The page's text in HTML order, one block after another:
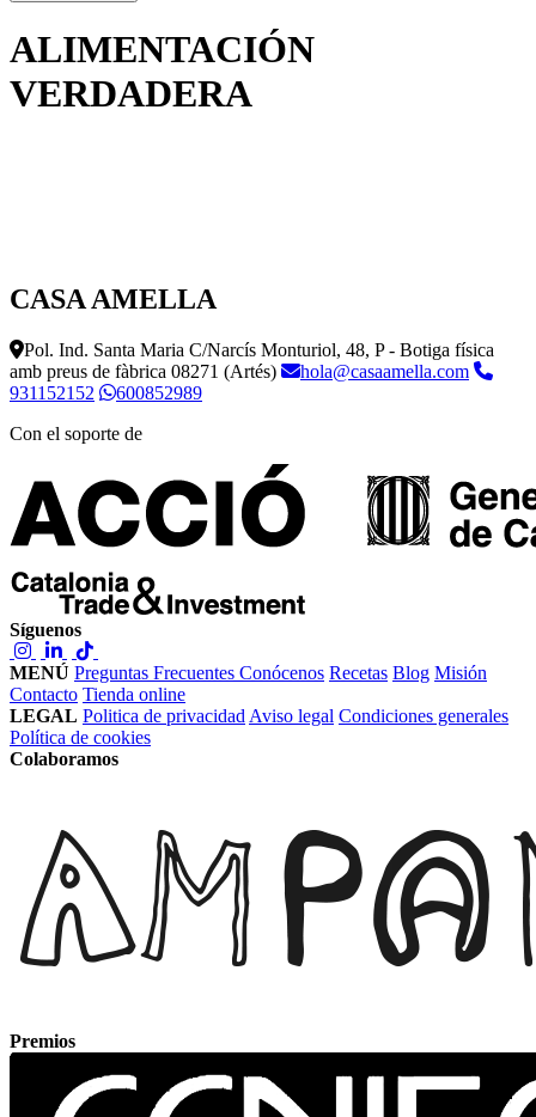
ALIMENTACIÓN
VERDADERA
CASA AMELLA
Pol. Ind. Santa Maria C/Narcís Monturiol, 48, P - Botiga física
amb preus de fàbrica 08271 (Artés)
hola@casaamella.com
931152152
600852989
Con el soporte de
Síguenos
MENÚ Preguntas Frecuentes Conócenos Recetas Blog Misión
Contacto Tienda online
LEGAL Politica de privacidad Aviso legal Condiciones generales
Política de cookies
Colaboramos
Premios